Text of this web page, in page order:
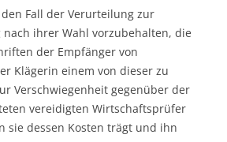
Fall der Verurteilung zur
nach ihrer Wahl vorzubehalten, die
der Empfänger von
Klägerin einem von dieser zu
Verschwiegenheit gegenüber der
vereidigten Wirtschaftsprüfer
sie dessen Kosten trägt und ihn